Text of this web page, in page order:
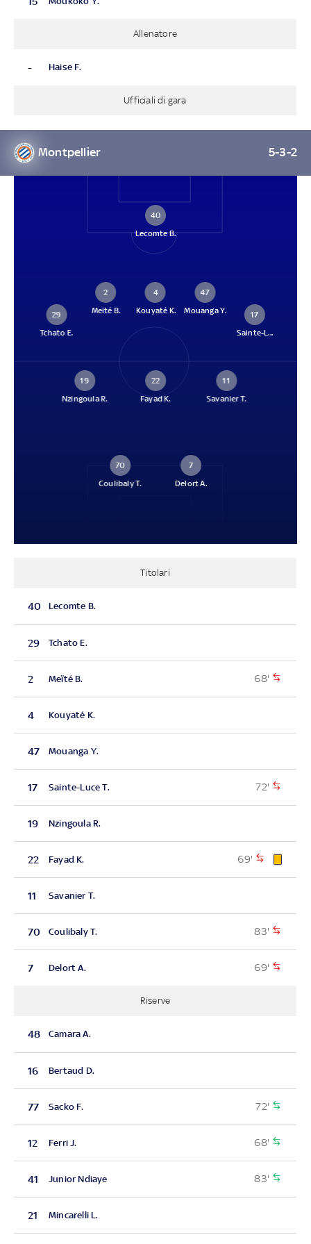
Allenatore
- Haise F.
Ufficiali di gara
Montpellier 5-3-2
40
Lecomte B.
29
Tchato E.
2
Meïté B.
4
Kouyaté K.
47
Mouanga Y.
17
Sainte-L...
19
Nzingoula R.
22
Fayad K.
11
Savanier T.
70
Coulibaly T.
7
Delort A.
Titolari
40 Lecomte B.
29 Tchato E.
2 Meïté B. 68'
4 Kouyaté K.
47 Mouanga Y.
17 Sainte-Luce T. 72'
19 Nzingoula R.
22 Fayad K. 69'
11 Savanier T.
70 Coulibaly T. 83'
7 Delort A. 69'
Riserve
48 Camara A.
16 Bertaud D.
77 Sacko F. 72'
12 Ferri J. 68'
41 Junior Ndiaye 83'
21 Mincarelli L.